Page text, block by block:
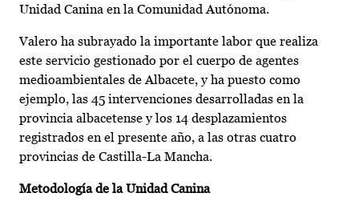
Unidad Canina en la Comunidad Autónoma.
Valero ha subrayado la importante labor que realiza
este servicio gestionado por el cuerpo de agentes
medioambientales de Albacete, y ha puesto como
ejemplo, las 45 intervenciones desarrolladas en la
provincia albacetense y los 14 desplazamientos
registrados en el presente año, a las otras cuatro
provincias de Castilla-La Mancha.
Metodología de la Unidad Canina